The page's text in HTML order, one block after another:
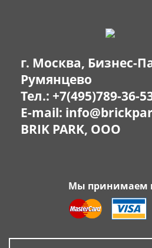
г. Москва, Бизнес-
Румянцево
Тел.: +7(495)789-36-
E-mail:
BRIK PARK, OOO
Мы принимаем